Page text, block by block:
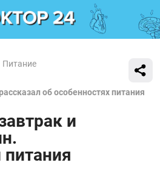
Питание
об особенностях питания
и